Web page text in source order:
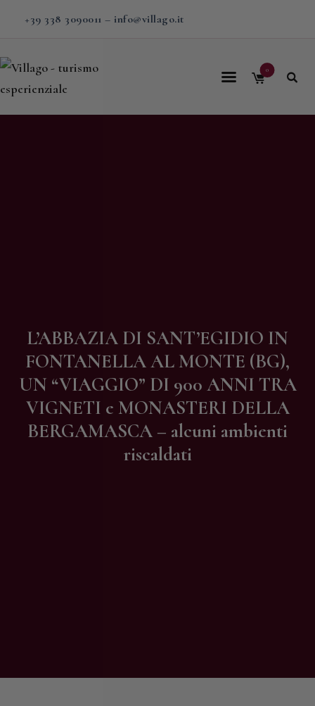
+39 338 3090011 – info@villago.it
0
L’ABBAZIA DI SANT’EGIDIO IN
FONTANELLA AL MONTE (BG),
UN “VIAGGIO” DI 900 ANNI TRA
VIGNETI e MONASTERI DELLA
BERGAMASCA – alcuni ambienti
riscaldati
Home
Contatti